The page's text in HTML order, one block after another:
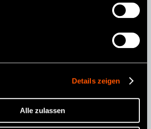
Details zeigen
Alle zulassen